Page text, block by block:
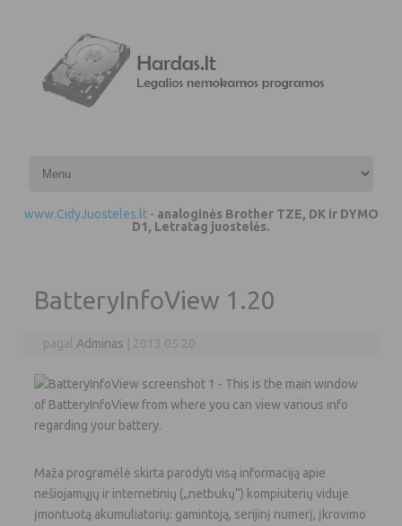
www.CidyJuosteles.lt- analoginės Brother TZE, DK ir DYMO
D1, Letratag juostelės.
BatteryInfoView 1.20
pagal Adminas 2013 05 20
Maža programėlė skirta parodyti visą informaciją apie
nešiojamųjų ir internetinių („netbukų“) kompiuterių viduje
įmontuotą akumuliatorių: gamintoją, serijinį numerį, įkrovimo